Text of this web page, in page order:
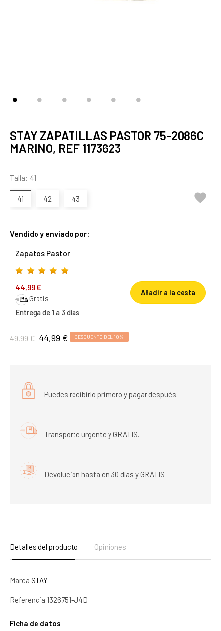
STAY ZAPATILLAS PASTOR 75-2086C
MARINO, REF 1173623
Talla: 41
41 42 43 
Vendido y enviado por:
Zapatos Pastor
44,99 €
Gratis
Entrega de 1 a 3 días
Añadir a la cesta
49,99 € 44,99 € DESCUENTO DEL 10%
Puedes recibirlo primero y pagar después.
Transporte urgente y GRATIS.
Devolución hasta en 30 días y GRATIS
Detalles del producto Opiniones
Marca STAY
Referencia 1326751-J4D
Ficha de datos